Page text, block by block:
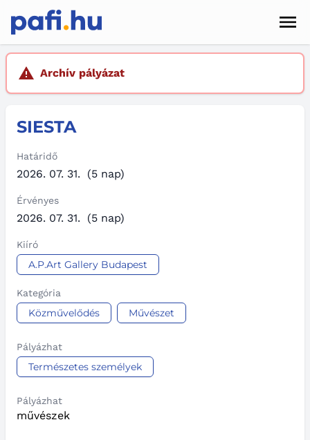
Hírek
Pályázatok
Szolgáltatások
Kapcsolat
Sötét mód
Archív pályázat
SIESTA
Határidő
2026. 07. 31. (5 nap)
Érvényes
2026. 07. 31. (5 nap)
Kiíró
A.P.Art Gallery Budapest
Kategória
Közművelődés Művészet
Pályázhat
Természetes személyek
Pályázhat
művészek